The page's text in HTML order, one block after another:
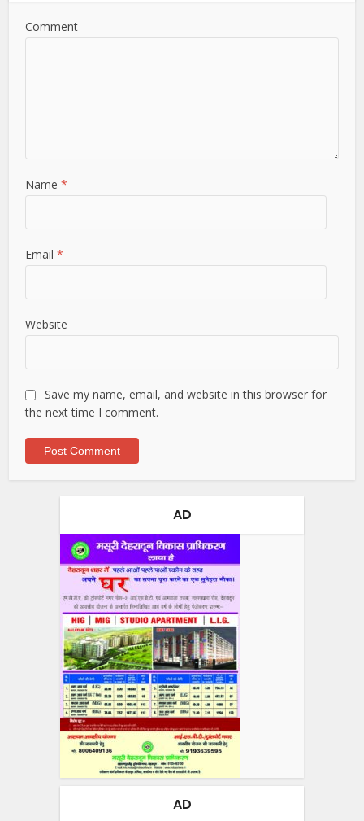
Comment
Name*
Email*
Website
Save my name, email, and website in this browser for
the next time I comment.
AD
AD